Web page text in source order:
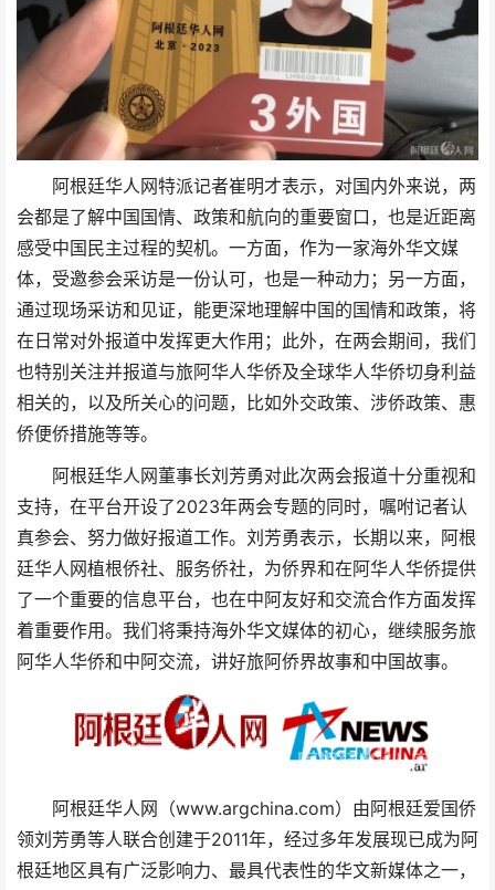
阿根廷华人网特派记者崔明才表示，对国内外来说，两
会都是了解中国国情、政策和航向的重要窗口，也是近距离
感受中国民主过程的契机。一方面，作为一家海外华文媒
体，受邀参会采访是一份认可，也是一种动力；另一方面，
通过现场采访和见证，能更深地理解中国的国情和政策，将
在日常对外报道中发挥更大作用；此外，在两会期间，我们
也特别关注并报道与旅阿华人华侨及全球华人华侨切身利益
相关的，以及所关心的问题，比如外交政策、涉侨政策、惠
侨便侨措施等等。
阿根廷华人网董事长刘芳勇对此次两会报道十分重视和
支持，在平台开设了2023年两会专题的同时，嘱咐记者认
真参会、努力做好报道工作。刘芳勇表示，长期以来，阿根
廷华人网植根侨社、服务侨社，为侨界和在阿华人华侨提供
了一个重要的信息平台，也在中阿友好和交流合作方面发挥
着重要作用。我们将秉持海外华文媒体的初心，继续服务旅
阿华人华侨和中阿交流，讲好旅阿侨界故事和中国故事。
阿根廷华人网（www.argchina.com）由阿根廷爱国侨
领刘芳勇等人联合创建于2011年，经过多年发展现已成为阿
根廷地区具有广泛影响力、最具代表性的华文新媒体之一，